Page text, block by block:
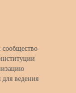
сообщество
ведения